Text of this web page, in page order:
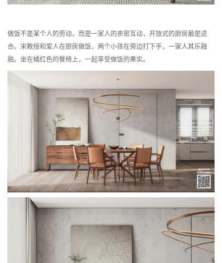
做饭不是某个人的劳动，而是一家人的亲密互动，开放式的厨房最是适
合。宋教授和爱人在厨房做饭，两个小孩在旁边打下手，一家人其乐融
融。坐在橘红色的餐椅上，一起享受做饭的果实。